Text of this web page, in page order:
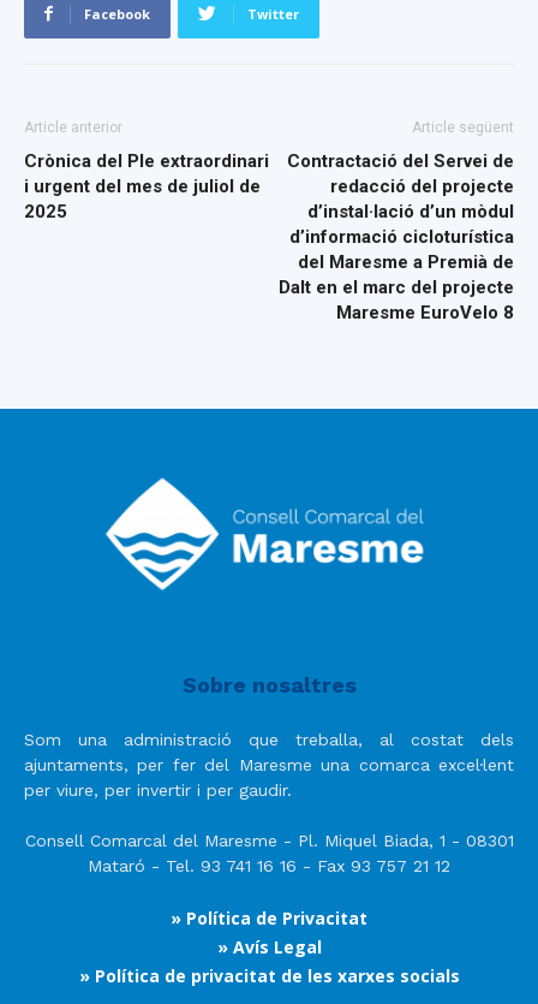
Facebook Twitter
Article anterior
Crònica del Ple extraordinari
i urgent del mes de juliol de
2025
Article següent
Contractació del Servei de
redacció del projecte
d’instal·lació d’un mòdul
d’informació cicloturística
del Maresme a Premià de
Dalt en el marc del projecte
Maresme EuroVelo 8
Sobre nosaltres
Som una administració que treballa, al costat dels
ajuntaments, per fer del Maresme una comarca excel·lent
per viure, per invertir i per gaudir.
Consell Comarcal del Maresme - Pl. Miquel Biada, 1 - 08301
Mataró - Tel. 93 741 16 16 - Fax 93 757 21 12
» Política de Privacitat
» Avís Legal
» Política de privacitat de les xarxes socials